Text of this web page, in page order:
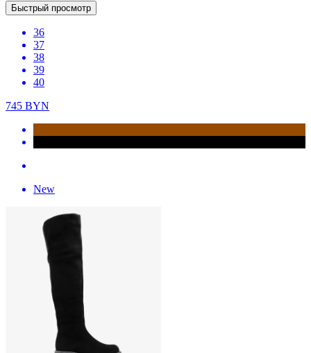
Быстрый просмотр
36
37
38
39
40
745 BYN
New